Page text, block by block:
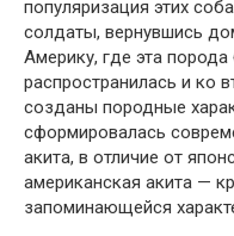
популяризация этих
солдаты, вернувшись
Америку, где эта
распространилась и ко
созданы породные
сформировалась
акита, в отличие от
американская акита —
запоминающейся